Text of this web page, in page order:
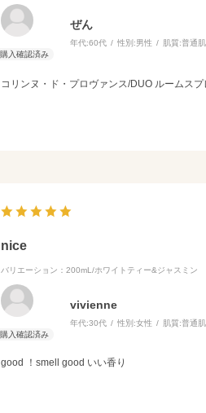
ぜん
年代:60代 性別:男性 肌質:普通肌
コリンヌ・ド・プロヴァンス/DUO ルームス
nice
バリエーション：200mL/ホワイトティー&ジャスミン
vivienne
年代:30代 性別:女性 肌質:普通肌
good ！smell good いい香り